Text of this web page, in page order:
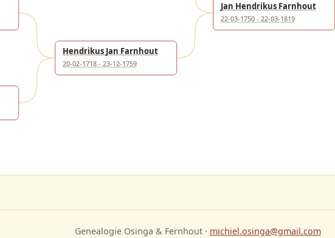
Hendrikus Jan Farnhout
20-02-1718 - 23-12-1759
Jan Hendrikus Farnhout
22-03-1750 - 22-03-1819
Genealogie Osinga & Fernhout · michiel.osinga@gmail.com